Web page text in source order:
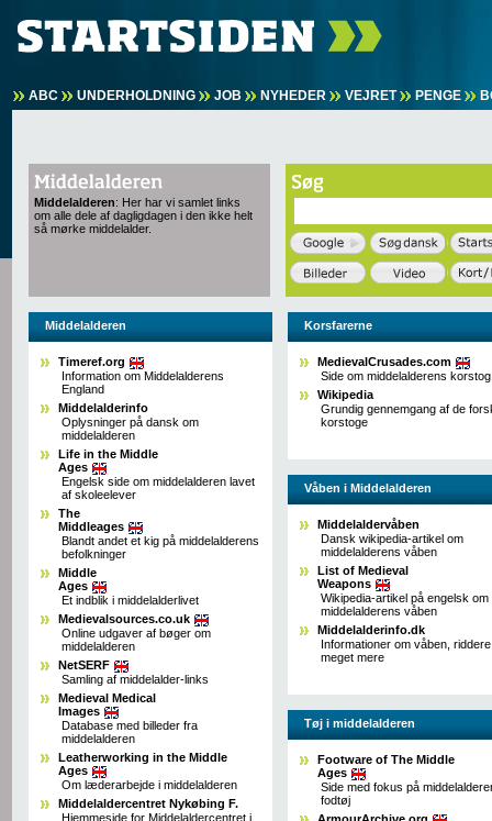
ABC UNDERHOLDNING JOB NYHEDER VEJRET PENGE
Middelalderen: Her har vi samlet links
om alle dele af dagligdagen i den ikke helt
så mørke middelalder.
Middelalderen
Timeref.org
Information om Middelalderens
England
Middelalderinfo
Oplysninger på dansk om
middelalderen
Life in the Middle
Ages
Engelsk side om middelalderen lavet
af skoleelever
The
Middleages
Blandt andet et kig på middelalderens
befolkninger
Middle
Ages
Et indblik i middelalderlivet
Medievalsources.co.uk
Online udgaver af bøger om
middelalderen
NetSERF
Samling af middelalder-links
Medieval Medical
Images
Database med billeder fra
middelalderen
Leatherworking in the Middle
Ages
Om læderarbejde i middelalderen
Middelaldercentret Nykøbing F.
Hjemmeside for Middelaldercentret i
Korsfarerne
MedievalCrusades.com
Side om middelalderens korstog
Wikipedia
Grundig gennemgang af de
korstoge
Våben i Middelalderen
Middelaldervåben
Dansk wikipedia-artikel om
middelalderens våben
List of Medieval
Weapons
Wikipedia-artikel på engelsk om
middelalderens våben
Middelalderinfo.dk
Informationer om våben,
meget mere
Tøj i middelalderen
Footware of The Middle
Ages
Side med fokus på
fodtøj